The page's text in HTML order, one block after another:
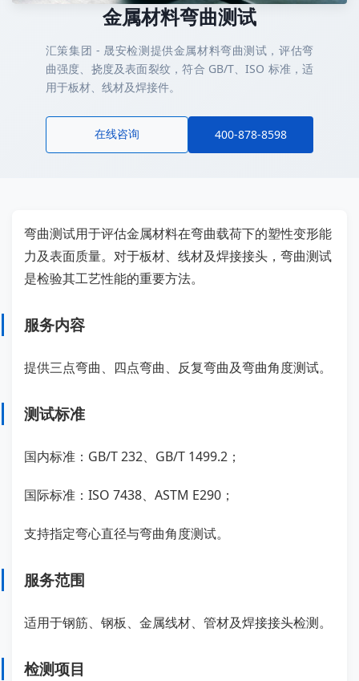
金属材料弯曲测试
汇策集团 - 晟安检测提供金属材料弯曲测试，评估弯
曲强度、挠度及表面裂纹，符合 GB/T、ISO 标准，适
用于板材、线材及焊接件。
在线咨询 400-878-8598
弯曲测试用于评估金属材料在弯曲载荷下的塑性变形能
力及表面质量。对于板材、线材及焊接接头，弯曲测试
是检验其工艺性能的重要方法。
服务内容
提供三点弯曲、四点弯曲、反复弯曲及弯曲角度测试。
测试标准
国内标准：GB/T 232、GB/T 1499.2；
国际标准：ISO 7438、ASTM E290；
支持指定弯心直径与弯曲角度测试。
服务范围
适用于钢筋、钢板、金属线材、管材及焊接接头检测。
检测项目